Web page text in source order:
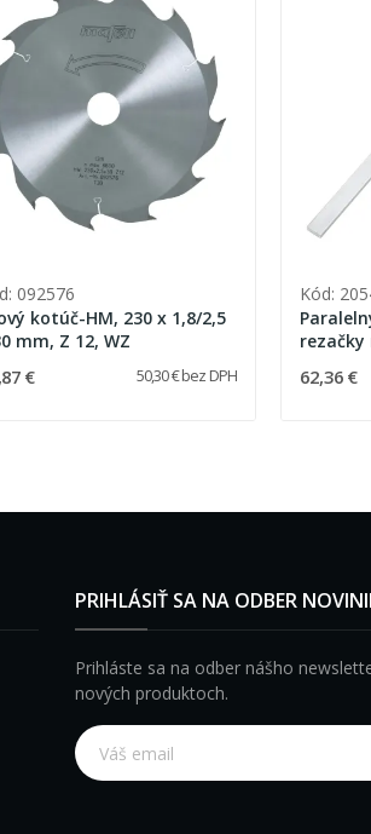
092576
kotúč-HM, 230 x 1,8/2,5
mm, Z 12, WZ
€ 50,30 € bez DPH
Kód:
rezačky
62,36 €
PRIHLÁSIŤ SA NA ODBER
Prihláste sa na odber nášho
nových produktoch.